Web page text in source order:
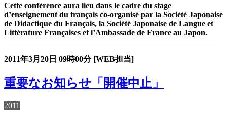
Cette conférence aura lieu dans le cadre du stage
d’enseignement du français co-organisé par la Société Japonaise
de Didactique du Français, la Société Japonaise de Langue et
Littérature Françaises et l’Ambassade de France au Japon.
2011年3月20日 09時00分 [WEB担当]
重要なお知らせ「開催中止」
2011